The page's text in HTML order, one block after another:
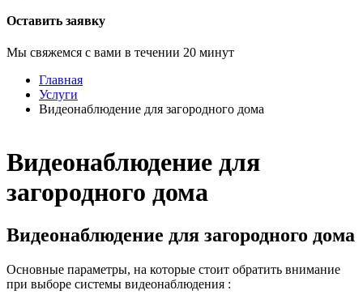
Оставить заявку
Мы свяжемся с вами в течении 20 минут
Главная
Услуги
Видеонаблюдение для загородного дома
Видеонаблюдение для
загородного дома
Видеонаблюдение для загородного дома
Основные параметры, на которые стоит обратить внимание
при выборе системы видеонаблюдения :